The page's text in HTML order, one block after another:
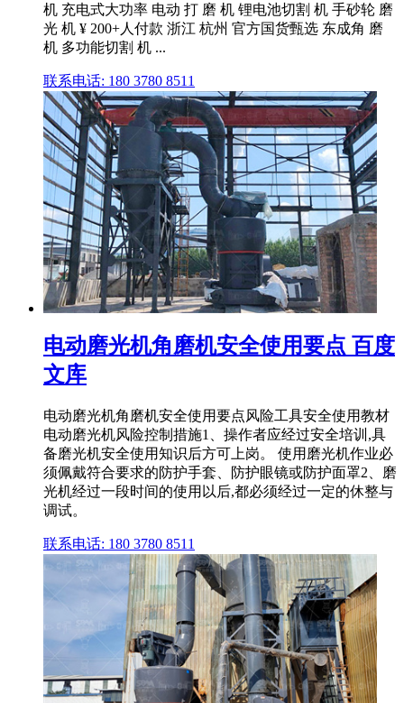
机 充电式大功率 电动 打 磨 机 锂电池切割 机 手砂轮 磨
光 机 ¥ 200+人付款 浙江 杭州 官方国货甄选 东成角 磨
机 多功能切割 机 ...
联系电话: 180 3780 8511
电动磨光机角磨机安全使用要点 百度
文库
电动磨光机角磨机安全使用要点风险工具安全使用教材
电动磨光机风险控制措施1、操作者应经过安全培训,具
备磨光机安全使用知识后方可上岗。 使用磨光机作业必
须佩戴符合要求的防护手套、防护眼镜或防护面罩2、磨
光机经过一段时间的使用以后,都必须经过一定的休整与
调试。
联系电话: 180 3780 8511